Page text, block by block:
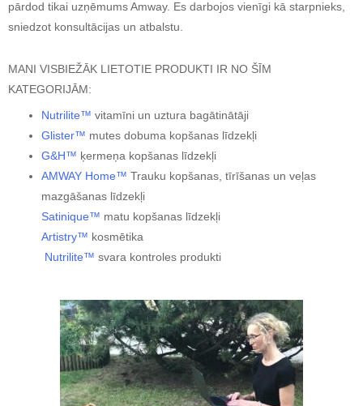
pārdod tikai uzņēmums Amway. Es darbojos vienīgi kā starpnieks,
sniedzot konsultācijas un atbalstu.
MANI VISBIEŽĀK LIETOTIE PRODUKTI IR NO ŠĪM
KATEGORIJĀM:
Nutrilite™ vitamīni un uztura bagātinātāji
Glister™ mutes dobuma kopšanas līdzekļi
G&H™ ķermeņa kopšanas līdzekļi
AMWAY Home™ Trauku kopšanas, tīrīšanas un veļas
mazgāšanas līdzekļi
Satinique™ matu kopšanas līdzekļi
Artistry™ kosmētika
Nutrilite™ svara kontroles produkti